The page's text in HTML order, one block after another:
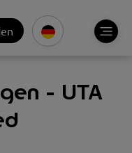
- UTA